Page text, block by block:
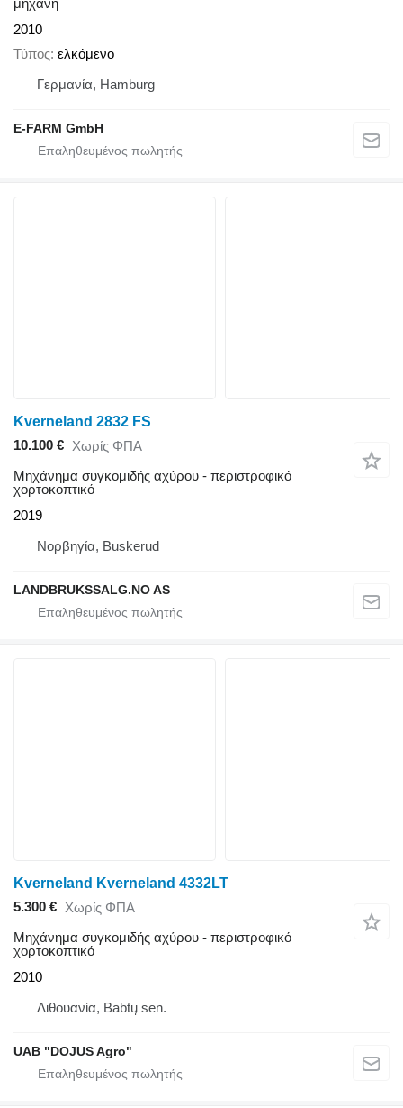
μηχανή
2010
Τύπος ελκόμενο
Γερμανία, Hamburg
E-FARM GmbH
Kverneland 2832 FS
10.100 € Χωρίς ΦΠΑ
Μηχάνημα συγκομιδής αχύρου - περιστροφικό
χορτοκοπτικό
2019
Νορβηγία, Buskerud
LANDBRUKSSALG.NO AS
Kverneland Kverneland 4332LT
5.300 € Χωρίς ΦΠΑ
Μηχάνημα συγκομιδής αχύρου - περιστροφικό
χορτοκοπτικό
2010
Λιθουανία, Babtų sen.
UAB "DOJUS Agro"